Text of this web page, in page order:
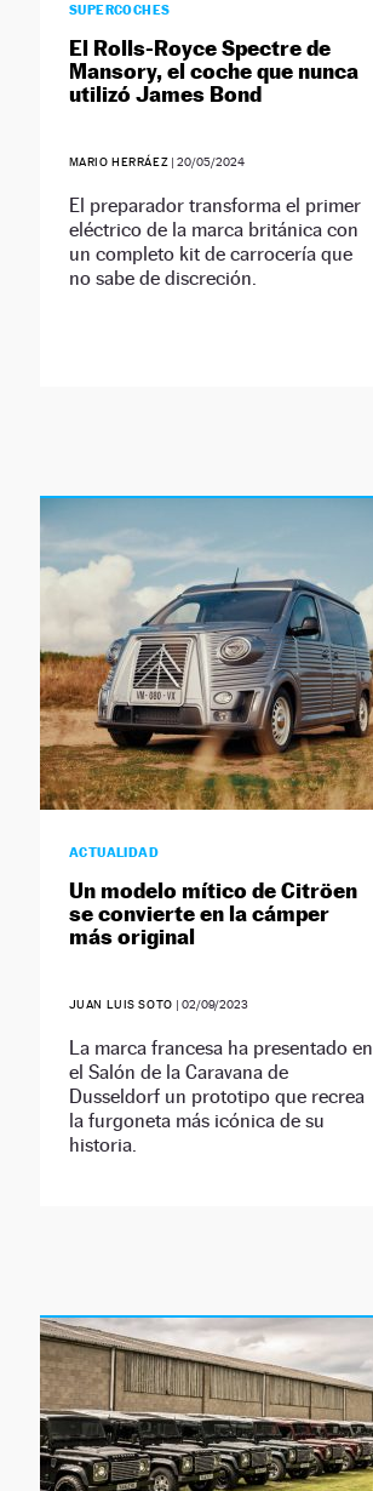
SUPERCOCHES
El Rolls-Royce Spectre de
Mansory, el coche que nunca
utilizó James Bond
MARIO HERRÁEZ |20/05/2024
El preparador transforma el primer
eléctrico de la marca británica con
un completo kit de carrocería que
no sabe de discreción.
ACTUALIDAD
Un modelo mítico de Citröen
se convierte en la cámper
más original
JUAN LUIS SOTO | 02/09/2023
La marca francesa ha presentado en
el Salón de la Caravana de
Dusseldorf un prototipo que recrea
la furgoneta más icónica de su
historia.